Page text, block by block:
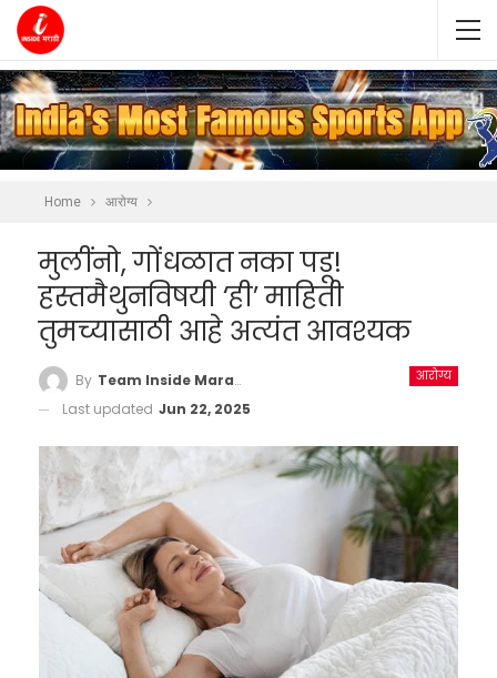
Home आरोग्य
मुलींनो, गोंधळात नका पडू!
हस्तमैथुनविषयी ‘ही’ माहिती
तुमच्यासाठी आहे अत्यंत आवश्यक
आरोग्य
By Team Inside Marathi
Last updated Jun 22, 2025